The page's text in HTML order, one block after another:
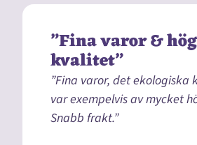
”Fina varor & hög
kvalitet”
”Fina varor, det ekologiska
var exempelvis av mycket
Snabb frakt.”